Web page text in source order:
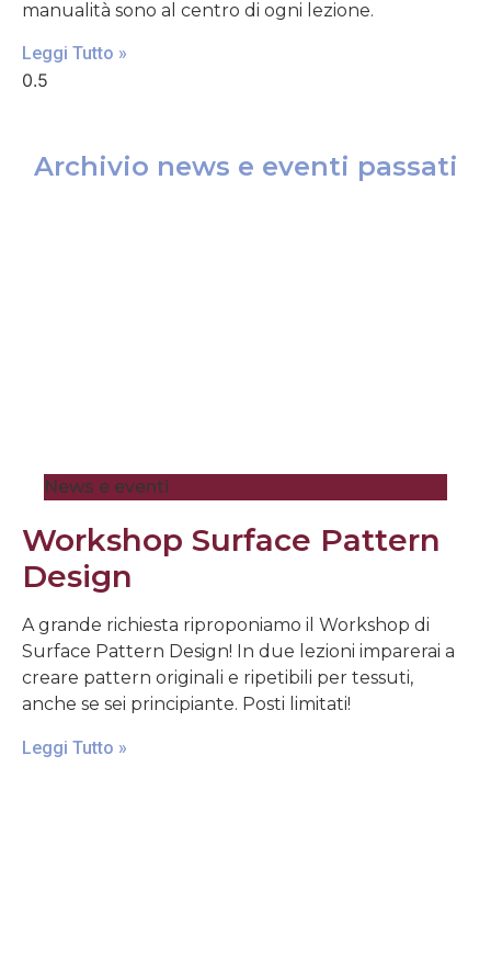
manualità sono al centro di ogni lezione.
Leggi Tutto »
Archivio news e eventi passati
News e eventi
Workshop Surface Pattern
Design
A grande richiesta riproponiamo il Workshop di
Surface Pattern Design! In due lezioni imparerai a
creare pattern originali e ripetibili per tessuti,
anche se sei principiante. Posti limitati!
Leggi Tutto »